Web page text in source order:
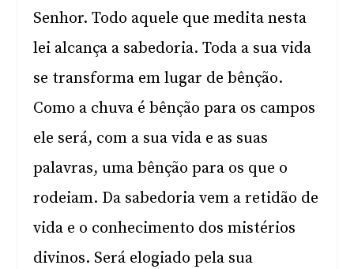
Senhor. Todo aquele que medita nesta
lei alcança a sabedoria. Toda a sua vida
se transforma em lugar de bênção.
Como a chuva é bênção para os campos
ele será, com a sua vida e as suas
palavras, uma bênção para os que o
rodeiam. Da sabedoria vem a retidão de
vida e o conhecimento dos mistérios
divinos. Será elogiado pela sua